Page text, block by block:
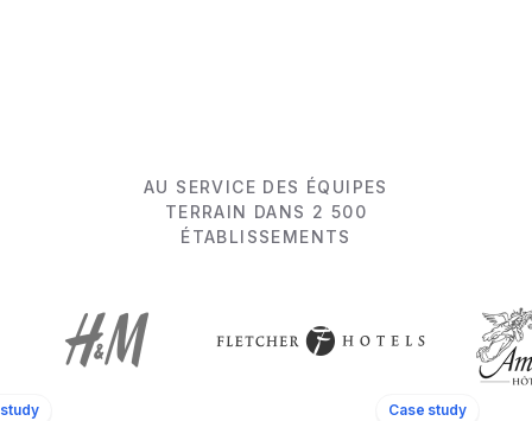
AU SERVICE DES ÉQUIPES
TERRAIN DANS 2 500
ÉTABLISSEMENTS
Case study